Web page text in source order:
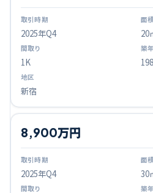
2025年Q4 20
1K
新宿
2025年Q4
8,900万円
30